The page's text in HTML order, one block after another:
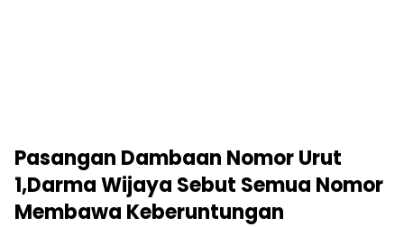
Pasangan Dambaan Nomor Urut
1,Darma Wijaya Sebut Semua Nomor
Membawa Keberuntungan